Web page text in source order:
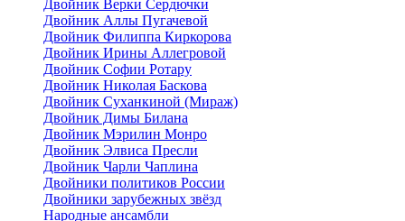
Двойник Верки Сердючки
Двойник Аллы Пугачевой
Двойник Филиппа Киркорова
Двойник Ирины Аллегровой
Двойник Софии Ротару
Двойник Николая Баскова
Двойник Суханкиной (Мираж)
Двойник Димы Билана
Двойник Мэрилин Монро
Двойник Элвиса Пресли
Двойник Чарли Чаплина
Двойники политиков России
Двойники зарубежных звёзд
Народные ансамбли